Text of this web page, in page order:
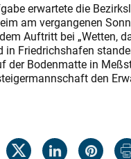
erwartete die
am vergangenen
Auftritt bei „Wetten,
in Friedrichshafen
der Bodenmatte in
den